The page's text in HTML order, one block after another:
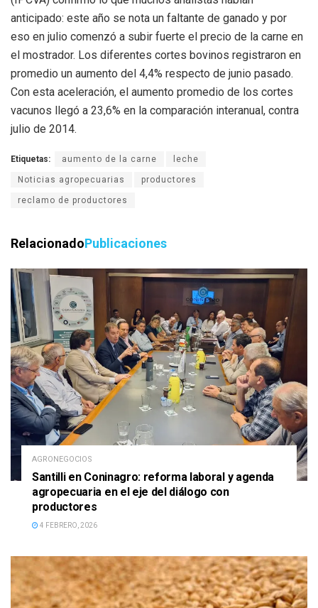
anticipado: este año se nota un faltante de ganado y por
eso en julio comenzó a subir fuerte el precio de la carne en
el mostrador. Los diferentes cortes bovinos registraron en
promedio un aumento del 4,4% respecto de junio pasado.
Con esta aceleración, el aumento promedio de los cortes
vacunos llegó a 23,6% en la comparación interanual, contra
julio de 2014.
Etiquetas: aumento de la carne leche
Noticias agropecuarias productores
reclamo de productores
RelacionadoPublicaciones
AGRONEGOCIOS
Santilli en Coninagro: reforma laboral y agenda
agropecuaria en el eje del diálogo con
productores
4 FEBRERO, 2026